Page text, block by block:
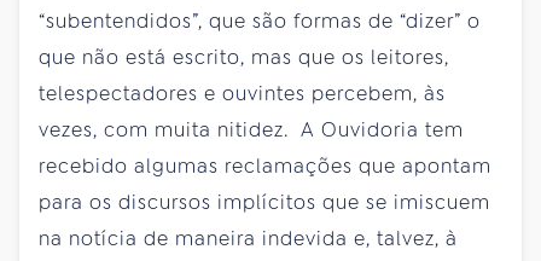
“subentendidos”, que são formas de “dizer” o
que não está escrito, mas que os leitores,
telespectadores e ouvintes percebem, às
vezes, com muita nitidez. A Ouvidoria tem
recebido algumas reclamações que apontam
para os discursos implícitos que se imiscuem
na notícia de maneira indevida e, talvez, à